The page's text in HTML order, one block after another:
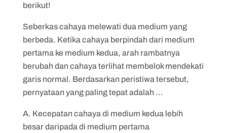
berikut!
Seberkas cahaya melewati dua medium yang
berbeda. Ketika cahaya berpindah dari medium
pertama ke medium kedua, arah rambatnya
berubah dan cahaya terlihat membelok mendekati
garis normal. Berdasarkan peristiwa tersebut,
pernyataan yang paling tepat adalah …
A. Kecepatan cahaya di medium kedua lebih
besar daripada di medium pertama